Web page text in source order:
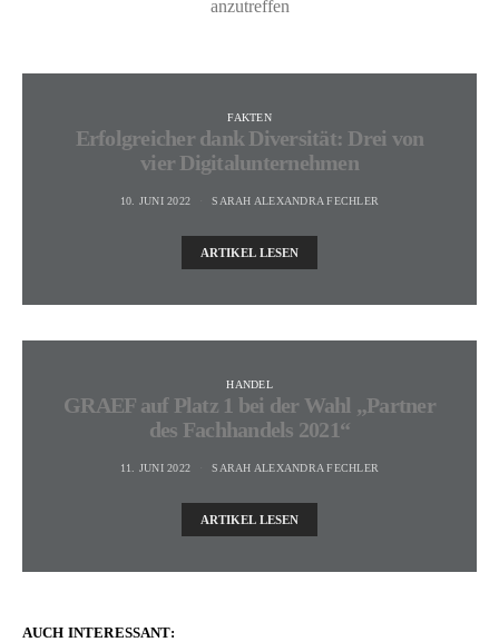
anzutreffen
FAKTEN
Erfolgreicher dank Diversität: Drei von
vier Digitalunternehmen
10. JUNI 2022 SARAH ALEXANDRA FECHLER
ARTIKEL LESEN
HANDEL
GRAEF auf Platz 1 bei der Wahl „Partner
des Fachhandels 2021“
11. JUNI 2022 SARAH ALEXANDRA FECHLER
ARTIKEL LESEN
AUCH INTERESSANT: